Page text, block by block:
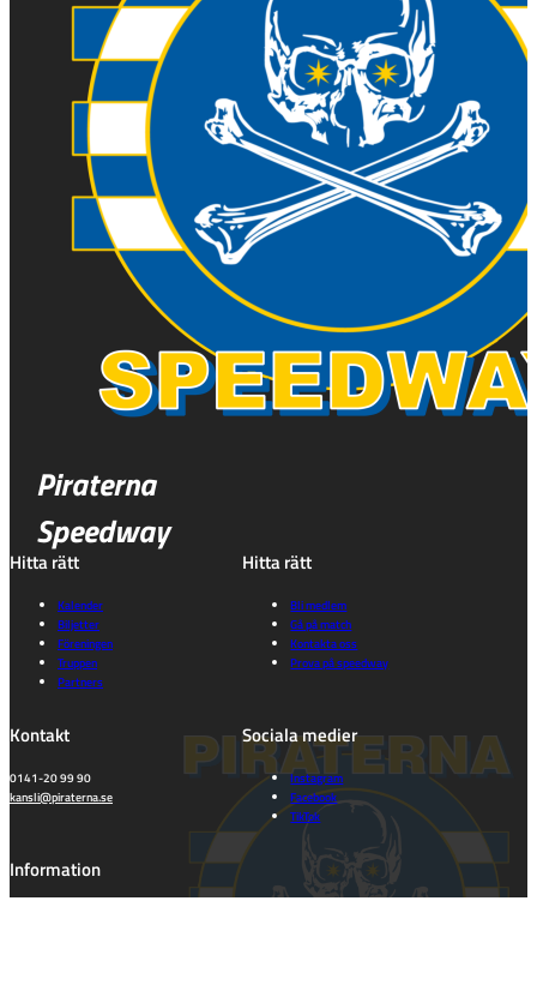
Piraterna
Speedway
Hitta rätt
Kalender
Biljetter
Föreningen
Truppen
Partners
Hitta rätt
Bli medlem
Gå på match
Kontakta oss
Prova på speedway
Kontakt
0141-20 99 90
kansli@piraterna.se
Sociala medier
Instagram
Facebook
TikTok
Information